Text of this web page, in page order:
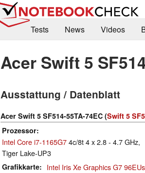
Tests
News Videos
Acer Swift 5
Ausstattung / Datenblatt
Acer Swift 5 SF514-55TA-74EC (Swift 5
Prozessor
Intel Core i7-1165G74c/8t 4 x 2.8 - 4.7 GHz,
Tiger Lake-UP3
Grafikkarte Intel Iris Xe Graphics G7 96EUs